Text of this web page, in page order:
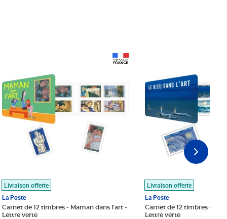
Livraison offerte
La Poste
Carnet de 12 timbres - Maman dans l'art -
Lettre verte
Livraison offerte
La Poste
Carnet de 12 timbres - Le
Lettre verte